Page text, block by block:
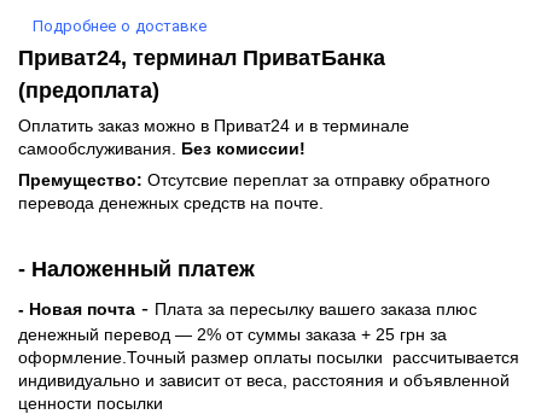
Подробнее о доставке
Приват24, терминал ПриватБанка
(предоплата)
Оплатить заказ можно в Приват24 и в терминале
самообслуживания. Без комиссии!
Премущество: Отсутсвие переплат за отправку обратного
перевода денежных средств на почте.
- Наложенный платеж
- Новая почта - Плата за пересылку вашего заказа плюс
денежный перевод — 2% от суммы заказа + 25 грн за
оформление.Точный размер оплаты посылки рассчитывается
индивидуально и зависит от веса, расстояния и объявленной
ценности посылки